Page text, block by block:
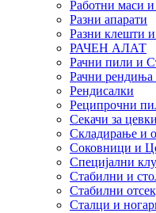
Работни маси
Разни апарати
Разни клешти
РАЧЕН АЛАТ
Рачни пили и
Рачни рендиња
Рендисалки
Реципрочни
Секачи за цевки
Складирање и
Соковници и
Специјални
Стабилни и
Стабилни
Сталци и